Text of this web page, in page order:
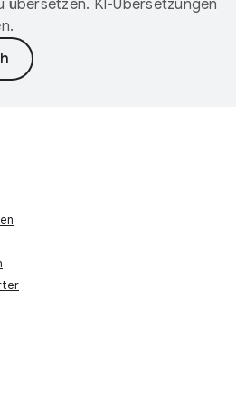
übersetzen. KI-Übersetzungen